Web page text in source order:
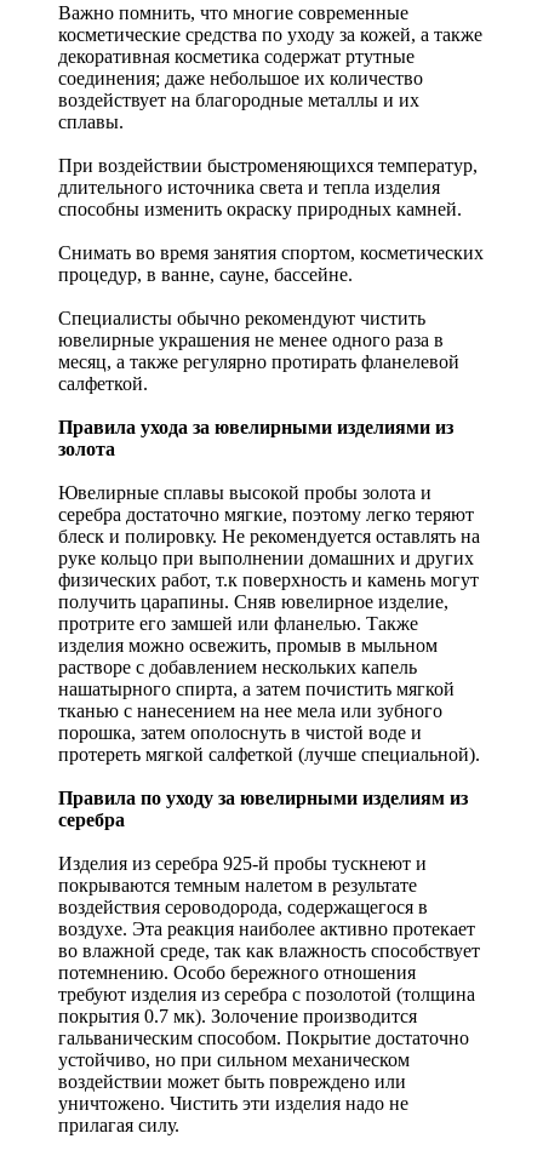
Важно помнить, что многие современные
косметические средства по уходу за кожей, а также
декоративная косметика содержат ртутные
соединения; даже небольшое их количество
воздействует на благородные металлы и их
сплавы.
При воздействии быстроменяющихся температур,
длительного источника света и тепла изделия
способны изменить окраску природных камней.
Снимать во время занятия спортом, косметических
процедур, в ванне, сауне, бассейне.
Специалисты обычно рекомендуют чистить
ювелирные украшения не менее одного раза в
месяц, а также регулярно протирать фланелевой
салфеткой.
Правила ухода за ювелирными изделиями из
золота
Ювелирные сплавы высокой пробы золота и
серебра достаточно мягкие, поэтому легко теряют
блеск и полировку. Не рекомендуется оставлять на
руке кольцо при выполнении домашних и других
физических работ, т.к поверхность и камень могут
получить царапины. Сняв ювелирное изделие,
протрите его замшей или фланелью. Также
изделия можно освежить, промыв в мыльном
растворе с добавлением нескольких капель
нашатырного спирта, а затем почистить мягкой
тканью с нанесением на нее мела или зубного
порошка, затем ополоснуть в чистой воде и
протереть мягкой салфеткой (лучше специальной).
Правила по уходу за ювелирными изделиям из
серебра
Изделия из серебра 925-й пробы тускнеют и
покрываются темным налетом в результате
воздействия сероводорода, содержащегося в
воздухе. Эта реакция наиболее активно протекает
во влажной среде, так как влажность способствует
потемнению. Особо бережного отношения
требуют изделия из серебра с позолотой (толщина
покрытия 0.7 мк). Золочение производится
гальваническим способом. Покрытие достаточно
устойчиво, но при сильном механическом
воздействии может быть повреждено или
уничтожено. Чистить эти изделия надо не
прилагая силу.